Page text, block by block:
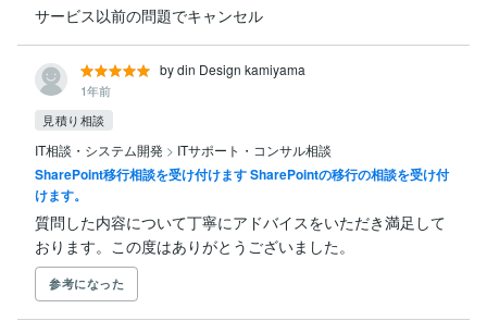
サービス以前の問題でキャンセル
by din Design kamiyama
1年前
見積り相談
IT相談・システム開発 > ITサポート・コンサル相談
SharePoint移行相談を受け付けます SharePointの移行の相談を受け付
けます。
質問した内容について丁寧にアドバイスをいただき満足して
おります。この度はありがとうございました。
参考になった